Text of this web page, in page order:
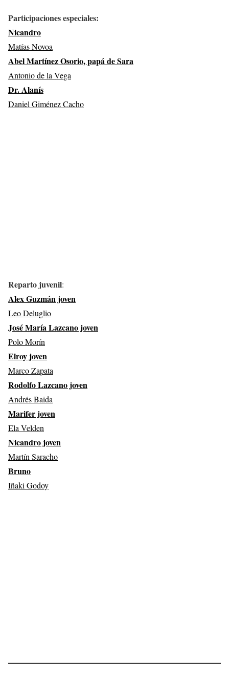
Participaciones especiales:
Nicandro
Matías Novoa
Abel Martínez Osorio, papá de Sara
Antonio de la Vega
Dr. Alanís
Daniel Giménez Cacho
Reparto juvenil:
Alex Guzmán joven
Leo Deluglio
José María Lazcano joven
Polo Morín
Elroy joven
Marco Zapata
Rodolfo Lazcano joven
Andrés Baida
Marifer joven
Ela Velden
Nicandro joven
Martín Saracho
Bruno
Iñaki Godoy